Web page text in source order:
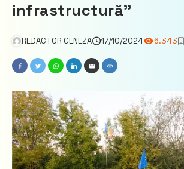
infrastructură”
REDACTOR GENEZA 17/10/2024 6.343